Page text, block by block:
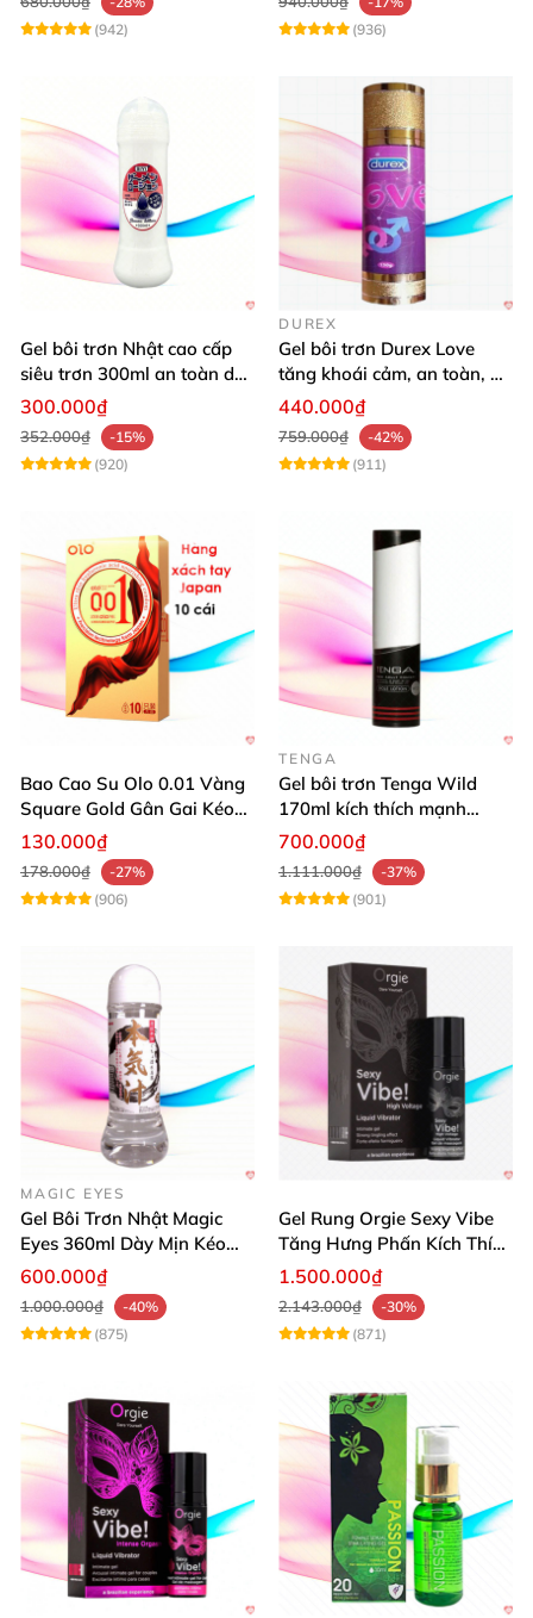
(942)
(936)
Gel bôi trơn Nhật cao cấp
siêu trơn 300ml an toàn dễ
dùng
300.000₫
352.000₫
-15%
(920)
DUREX
Gel bôi trơn Durex Love
tăng khoái cảm, an toàn, dễ
dùng
440.000₫
759.000₫
-42%
(911)
Bao Cao Su Olo 0.01 Vàng
Square Gold Gân Gai Kéo
Dài
130.000₫
178.000₫
-27%
(906)
TENGA
Gel bôi trơn Tenga Wild
170ml kích thích mạnh
mượt mại dễ dùng
700.000₫
1.111.000₫
-37%
(901)
MAGIC EYES
Gel Bôi Trơn Nhật Magic
Eyes 360ml Dày Mịn Kéo
Dài Cảm Giác
600.000₫
1.000.000₫
-40%
(875)
Gel Rung Orgie Sexy Vibe
Tăng Hưng Phấn Kích Thích
Đỉnh Cao
1.500.000₫
2.143.000₫
-30%
(871)